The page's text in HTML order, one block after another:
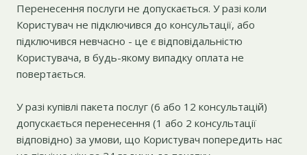
Перенесення послуги не допускається. У разі коли
Користувач не підключився до консультації, або
підключився невчасно - це є відповідальністю
Користувача, в будь-якому випадку оплата не
повертається.
У разі купівлі пакета послуг (6 або 12 консультацій)
допускається перенесення (1 або 2 консультації
відповідно) за умови, що Користувач попередить нас